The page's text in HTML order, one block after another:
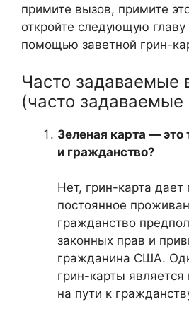
примите вызов, примите
откройте следующую
помощью заветной грин-
Часто задаваемые
(часто
Зеленая карта — это
и гражданство?
Нет, грин-карта дает
постоянное
гражданство
законных прав и
гражданина США.
грин-карты
на пути к